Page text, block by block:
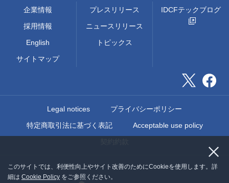
このサイトでは、利便性向上やサイト改善のためにCookieを使用します。詳
細は Cookie Policy をご参照ください。
企業情報
採用情報
English
サイトマップ
プレスリリース
ニュースリリース
トピックス
IDCFテックブログ
Legal notices
プライバシーポリシー
特定商取引法に基づく表記
Acceptable use policy